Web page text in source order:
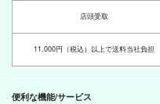
店頭受取
11,000円（税込）以上で送料当社負担
便利な機能/サービス